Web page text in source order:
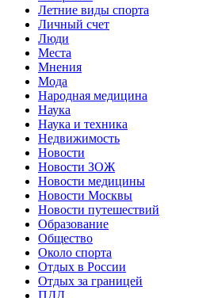
Летние виды спорта
Личный счет
Люди
Места
Мнения
Мода
Народная медицина
Наука
Наука и техника
Недвижимость
Новости
Новости ЗОЖ
Новости медицины
Новости Москвы
Новости путешествий
Образование
Общество
Около спорта
Отдых в России
Отдых за границей
ПДД